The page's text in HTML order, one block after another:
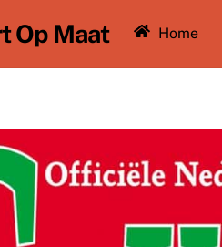
Op Maat Home